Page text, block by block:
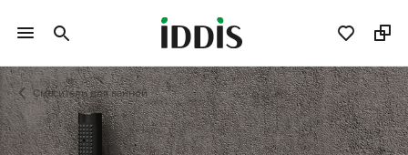
Смесители для ванной